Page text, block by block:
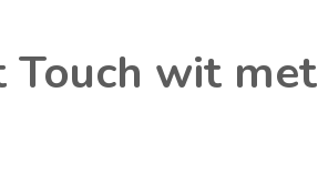
Touch wit met